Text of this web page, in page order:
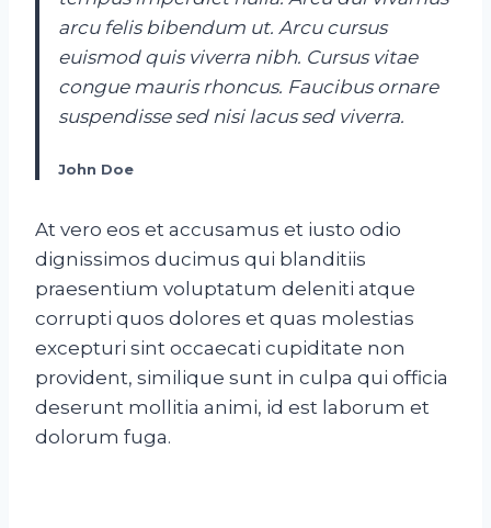
arcu felis bibendum ut. Arcu cursus
euismod quis viverra nibh. Cursus vitae
congue mauris rhoncus. Faucibus ornare
suspendisse sed nisi lacus sed viverra.
John Doe
At vero eos et accusamus et iusto odio
dignissimos ducimus qui blanditiis
praesentium voluptatum deleniti atque
corrupti quos dolores et quas molestias
excepturi sint occaecati cupiditate non
provident, similique sunt in culpa qui officia
deserunt mollitia animi, id est laborum et
dolorum fuga.